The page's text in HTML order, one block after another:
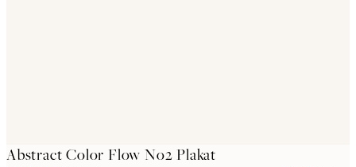
Abstract Color Flow No2 Plakat